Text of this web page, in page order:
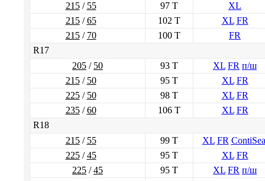
215/ 55 97 T
XL
215/65 102 T XL FR
215/ 70 100 T
FR
R17
205 / 50 93 T XL FR п/ш
215/ 50 95 T XL FR
225/ 50 98 T XL FR
235/60 106 T XL FR
R18
215/ 55 99 T XL FR
225/45 95 T XL FR
225 /45 95 T XL FR п/ш